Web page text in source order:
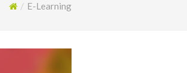
/ E-Learning